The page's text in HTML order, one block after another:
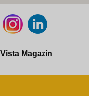
Vista Magazin